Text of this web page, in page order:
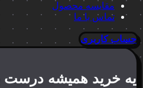
مقایسه محصول
تماس با ما
حساب کاربری
یه خرید همیشه درست